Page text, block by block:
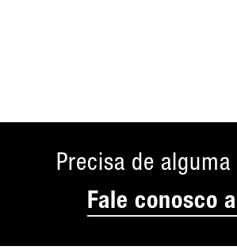
Precisa de alguma
Fale conosco